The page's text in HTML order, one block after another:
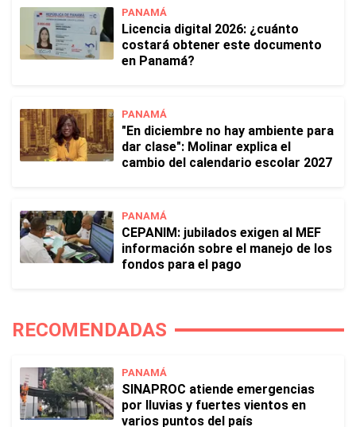
PANAMÁ
Licencia digital 2026: ¿cuánto
costará obtener este documento
en Panamá?
PANAMÁ
"En diciembre no hay ambiente para
dar clase": Molinar explica el
cambio del calendario escolar 2027
PANAMÁ
CEPANIM: jubilados exigen al MEF
información sobre el manejo de los
fondos para el pago
RECOMENDADAS
PANAMÁ
SINAPROC atiende emergencias
por lluvias y fuertes vientos en
varios puntos del país